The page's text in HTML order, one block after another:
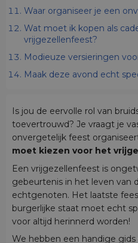
Waar organiseer je een
Wat moet ik kopen als
vrijgezellenfeest?
Modieuze versieringen
Maak deze avond echt
Is jou de eervolle rol van
toevertrouwd? Je vraagt je
onvergetelijk feest
moet kiezen voor het
Een vrijgezellenfeest is
gebeurtenis in het leven van
echtgenoten. Het laatste
burgerlijke staat moet echt
voor altijd herinnerd worden!
We hebben een handige